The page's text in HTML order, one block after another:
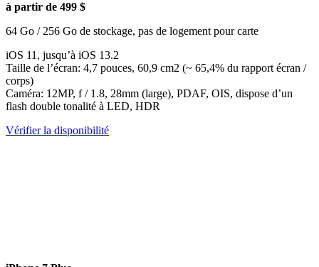
à partir de 499 $
64 Go / 256 Go de stockage, pas de logement pour carte
iOS 11, jusqu’à iOS 13.2
Taille de l’écran: 4,7 pouces, 60,9 cm2 (~ 65,4% du rapport écran /
corps)
Caméra: 12MP, f / 1.8, 28mm (large), PDAF, OIS, dispose d’un
flash double tonalité à LED, HDR
Vérifier la disponibilité